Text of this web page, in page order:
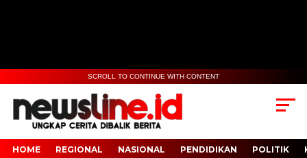
SCROLL TO CONTINUE WITH CONTENT
HOME REGIONAL NASIONAL PENDIDIKAN POLITIK